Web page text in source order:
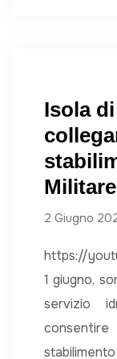
Isola
Militare
2 Giugno
https://
1 giugno,
servizio